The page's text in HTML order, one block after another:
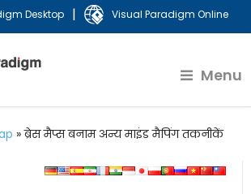
Desktop | Visual Paradigm Online
Menu
»ब्रेस मैप्स बनाम अन्य माइंड मैपिंग तकनीकें